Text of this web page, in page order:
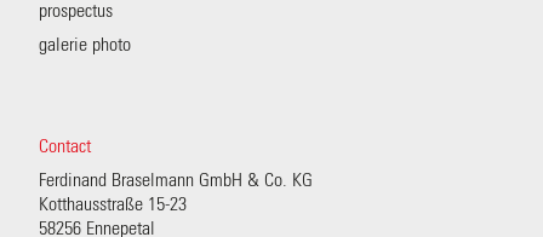
prospectus
galerie photo
Contact
Ferdinand Braselmann GmbH & Co. KG
Kotthausstraße 15-23
58256 Ennepetal